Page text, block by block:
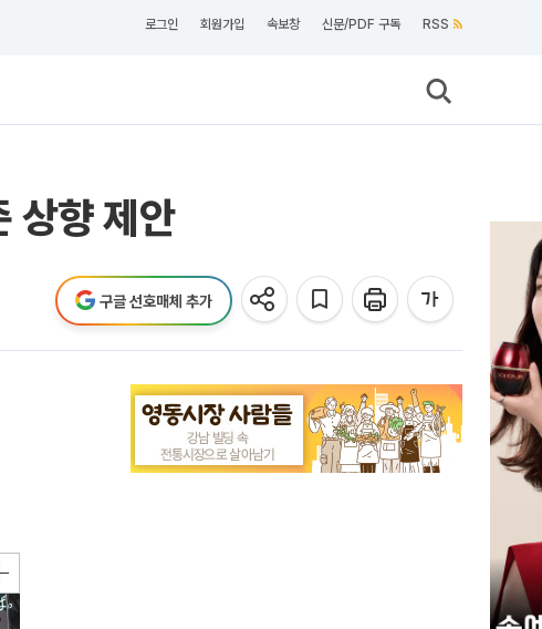
로그인 회원가입 속보창 신문/PDF 구독 RSS
상향 제안
구글 선호매체 추가